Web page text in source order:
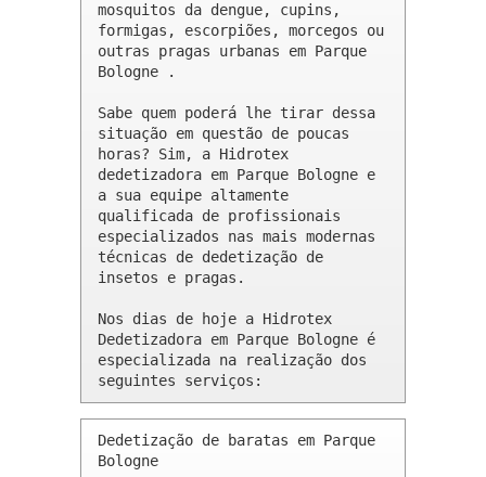
mosquitos da dengue, cupins,
formigas, escorpiões, morcegos ou
outras pragas urbanas em Parque
Bologne .
Sabe quem poderá lhe tirar dessa
situação em questão de poucas
horas? Sim, a Hidrotex
dedetizadora em Parque Bologne e
a sua equipe altamente
qualificada de profissionais
especializados nas mais modernas
técnicas de dedetização de
insetos e pragas.
Nos dias de hoje a Hidrotex
Dedetizadora em Parque Bologne é
especializada na realização dos
seguintes serviços:
Dedetização de baratas em Parque
Bologne